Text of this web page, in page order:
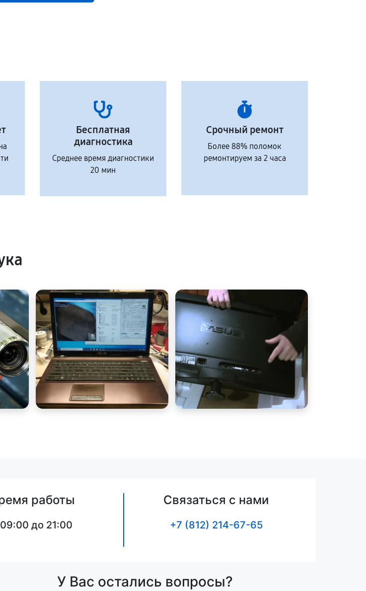
Бесплатная
диагностика
Среднее время диагностики
20 мин
Срочный ремонт
Более 88% поломок
ремонтируем за 2 часа
работы
до 21:00
Связаться с нами
+7 (812) 214-67-65
У Вас остались вопросы?